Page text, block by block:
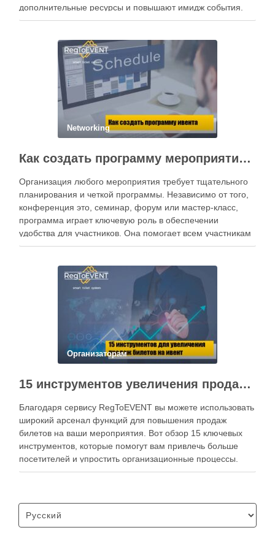
дополнительные ресурсы и повышают имидж события.
Для успешного привлечения спонсоров важно понимать
сотрудничества и использовать специализированные …
Networking
Как создать программу мероприятия: эффективный тайминг и интерактив для участников
Организация любого мероприятия требует тщательного
планирования и четкой программы. Независимо от того,
конференция это, семинар, форум или мастер-класс,
программа играет ключевую роль в обеспечении
удобства для участников. Она помогает всем участникам
ориентироваться в пространстве, находить необходимую
планировать свое время. Программа мероприятия также
Организаторам
15 инструментов увеличения продаж билетов на события
Благодаря сервису RegToEVENT вы можете использовать
широкий арсенал функций для повышения продаж
билетов на ваши мероприятия. Вот обзор 15 ключевых
инструментов, которые помогут вам привлечь больше
посетителей и упростить организационные процессы.
Ваши билеты должны продаваться непрерывно – и днем,